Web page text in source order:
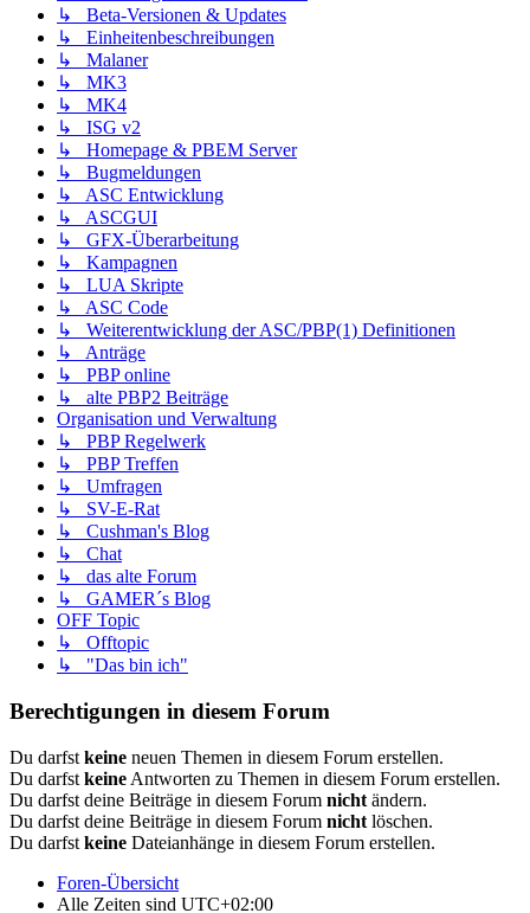
↳ Beta-Versionen & Updates
↳ Einheitenbeschreibungen
↳ Malaner
↳ MK3
↳ MK4
↳ ISG v2
↳ Homepage & PBEM Server
↳ Bugmeldungen
↳ ASC Entwicklung
↳ ASCGUI
↳ GFX-Überarbeitung
↳ Kampagnen
↳ LUA Skripte
↳ ASC Code
↳ Weiterentwicklung der ASC/PBP(1) Definitionen
↳ Anträge
↳ PBP online
↳ alte PBP2 Beiträge
Organisation und Verwaltung
↳ PBP Regelwerk
↳ PBP Treffen
↳ Umfragen
↳ SV-E-Rat
↳ Cushman's Blog
↳ Chat
↳ das alte Forum
↳ GAMER´s Blog
OFF Topic
↳ Offtopic
↳ "Das bin ich"
Berechtigungen in diesem Forum
Du darfst keine neuen Themen in diesem Forum erstellen.
Du darfst keine Antworten zu Themen in diesem Forum erstellen.
Du darfst deine Beiträge in diesem Forum nicht ändern.
Du darfst deine Beiträge in diesem Forum nicht löschen.
Du darfst keine Dateianhänge in diesem Forum erstellen.
Foren-Übersicht
Alle Zeiten sind UTC+02:00